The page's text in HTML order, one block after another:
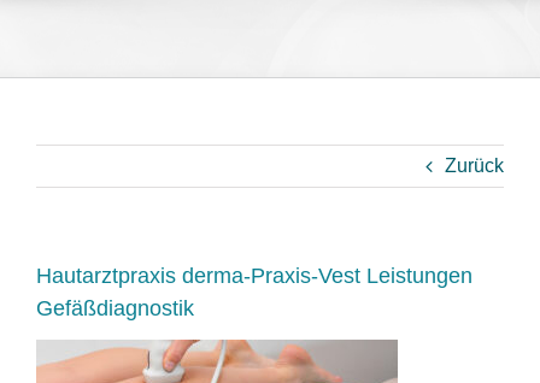
Zurück
Hautarztpraxis derma-Praxis-Vest Leistungen
Gefäßdiagnostik